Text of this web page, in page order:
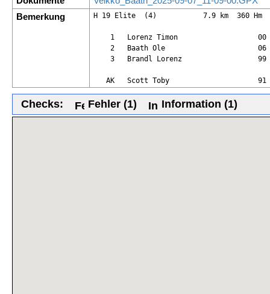
Bemerkung
H 19 Elite  (4)           7.9 km  360
1   Lorenz Timon
2   Baath Ole
3   Brandl Lorenz
AK   Scott Toby
Checks: Fehler (1) Information (1)